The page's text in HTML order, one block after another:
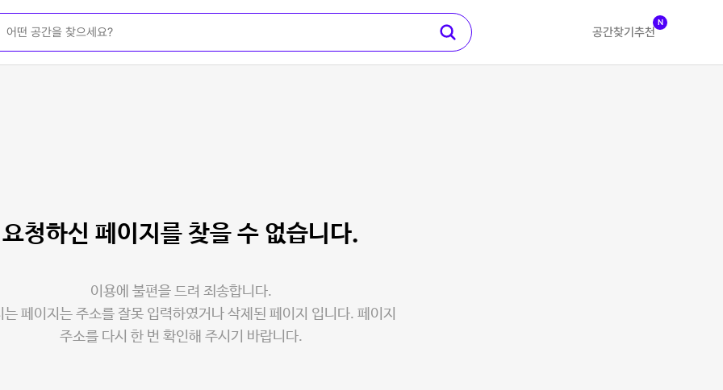
공간찾기 추천
N
요청하신 페이지를 찾을 수 없습니다.
이용에 불편을 드려 죄송합니다.
는 페이지는 주소를 잘못 입력하였거나 삭제된 페이지 입니다. 페이지
주소를 다시 한 번 확인해 주시기 바랍니다.